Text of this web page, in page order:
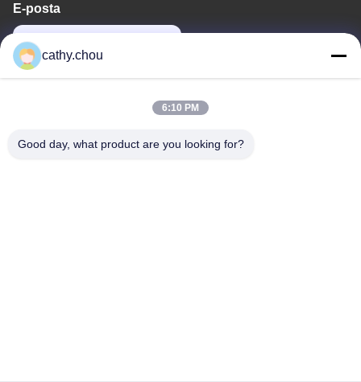
E-posta
cathy.chou
6:10 PM
Good day, what product are you looking for?